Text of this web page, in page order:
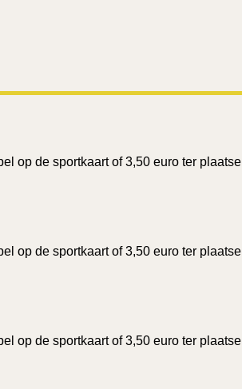
op de sportkaart of 3,50 euro ter plaatse
op de sportkaart of 3,50 euro ter plaatse
op de sportkaart of 3,50 euro ter plaatse